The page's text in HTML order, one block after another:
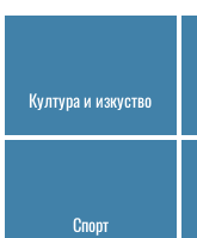
Култура и изкуство
Спорт